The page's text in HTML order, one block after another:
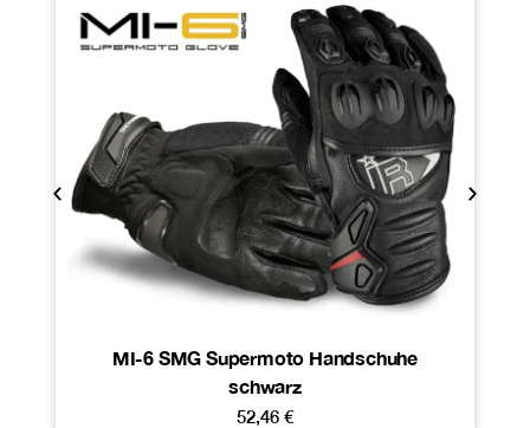
MI-6 SMG Supermoto Handschuhe
schwarz
52,46 €